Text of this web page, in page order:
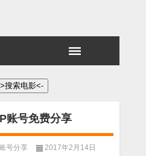
账号免费分享
号分享
2017年2月14日